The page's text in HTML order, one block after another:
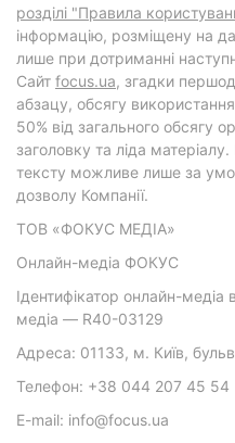
розділі "Правила
інформацію, розміщену на
лише при дотриманні
Cайт focus.ua, згадки
абзацу, обсягу
50% від загального обсягу
заголовку та ліда
тексту можливе лише за
дозволу Компанії.
ТОВ «ФОКУС МЕДІА»
Онлайн-медіа ФОКУС
Ідентифікатор онлайн-медіа
медіа — R40-03129
Адреса: 01133, м. Київ,
Телефон: +38 044 207 45 54
E-mail: info@focus.ua